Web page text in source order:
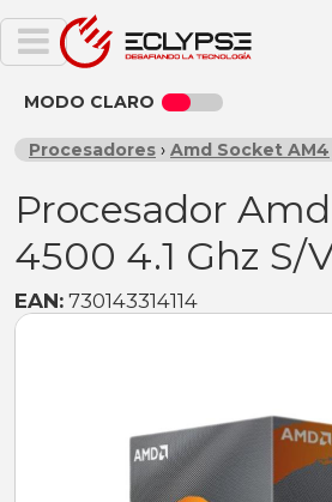
MODO CLARO
Procesadores › Amd Socket AM4
Procesador
4500 4.1 Ghz S/
EAN: 730143314114